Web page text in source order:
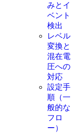
みとイ
ベント
検出
レベル
変換と
混在電
圧への
対応
設定手
順（一
般的な
フロ
ー）